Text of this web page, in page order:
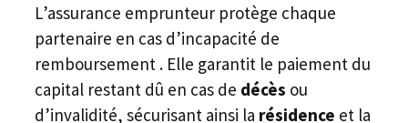
L’assurance emprunteur protège chaque
partenaire en cas d’incapacité de
remboursement . Elle garantit le paiement du
capital restant dû en cas de décès ou
d’invalidité, sécurisant ainsi la résidence et la